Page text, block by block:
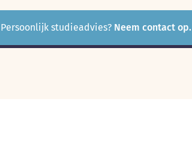
Persoonlijk studieadvies? Neem contact op.